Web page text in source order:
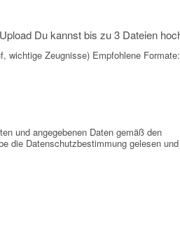
Du kannst bis zu 3 Dateien
wichtige Zeugnisse) Empfohlene
und angegebenen Daten gemäß den
die Datenschutzbestimmung gelesen